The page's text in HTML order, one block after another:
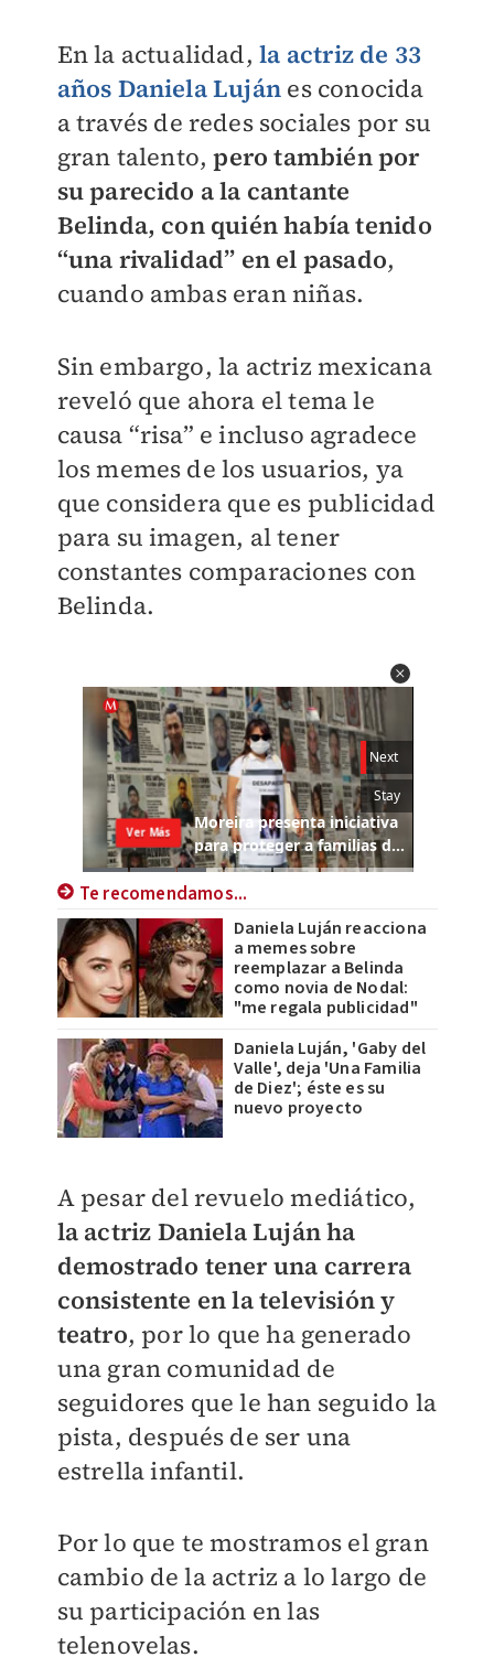
En la actualidad,la actriz de 33
años Daniela Luján es conocida
a través de redes sociales por su
gran talento,pero también por
su parecido a la cantante
Belinda, con quién había tenido
“una rivalidad” en el pasado,
cuando ambas eran niñas.
Sin embargo, la actriz mexicana
reveló que ahora el tema le
causa “risa” e incluso agradece
los memes de los usuarios, ya
que considera que es publicidad
para su imagen, al tener
constantes comparaciones con
Belinda.
Te recomendamos...
Daniela Luján reacciona
a memes sobre
reemplazar a Belinda
como novia de Nodal:
"me regala publicidad"
Daniela Luján, 'Gaby del
Valle', deja 'Una Familia
de Diez'; éste es su
nuevo proyecto
A pesar del revuelo mediático,
la actriz Daniela Luján ha
demostrado tener una carrera
consistente en la televisión y
teatro, por lo que ha generado
una gran comunidad de
seguidores que le han seguido la
pista, después de ser una
estrella infantil.
Por lo que te mostramos el gran
cambio de la actriz a lo largo de
su participación en las
telenovelas.